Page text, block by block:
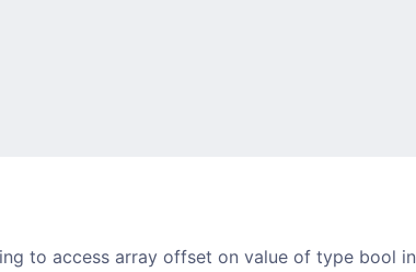
to access array offset on value of type bool in